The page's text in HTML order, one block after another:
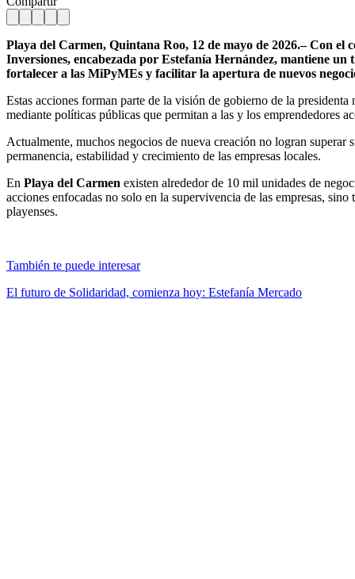
Playa del Carmen, Quintana Roo, 12 de mayo de 2026.– Con
Inversiones, encabezada por Estefanía Hernández, mantiene
fortalecer a las MiPyMEs y facilitar la apertura de nuevos
Estas acciones forman parte de la visión de gobierno de la
mediante políticas públicas que permitan a las y los emprendedores
Actualmente, muchos negocios de nueva creación no logran superar
permanencia, estabilidad y crecimiento de las empresas locales.
En Playa del Carmen existen alrededor de 10 mil unidades de
acciones enfocadas no solo en la supervivencia de las empresas,
playenses.
También te puede interesar
El futuro de Solidaridad, comienza hoy: Estefanía Mercado